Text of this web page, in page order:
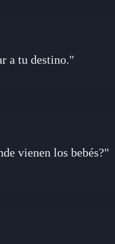
a tu destino."
vienen los bebés?"